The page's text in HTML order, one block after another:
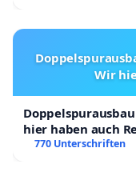
Wir
hier haben auch
770 Unterschriften